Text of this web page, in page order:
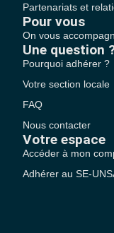
Partenariats et
Pour vous
On vous
Une question
Pourquoi adhérer ?
Votre section locale
FAQ
Nous contacter
Votre espace
Accéder à mon
Adhérer au SE-